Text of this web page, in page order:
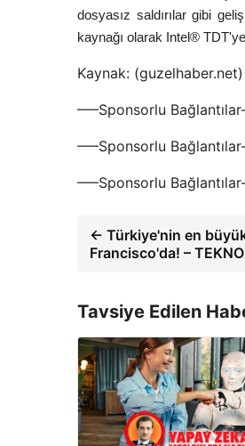
dosyasız saldırılar gibi
kaynağı olarak Intel®
Kaynak:
—–Sponsorlu
—–Sponsorlu
—–Sponsorlu
← Türkiye'nin en
Francisco'da! –
Tavsiye Edilen